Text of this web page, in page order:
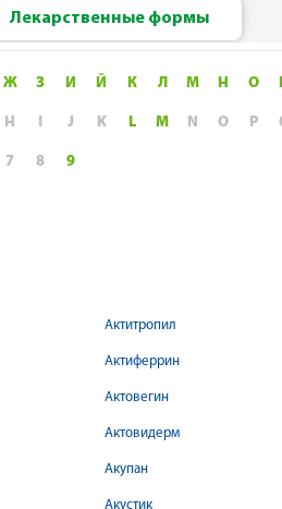
Лекарственные формы
Ж З И Й К Л М Н О
H I J K L M N O P
7 8 9
Актитропил
Актиферрин
Актовегин
Актовидерм
Акупан
Акустик